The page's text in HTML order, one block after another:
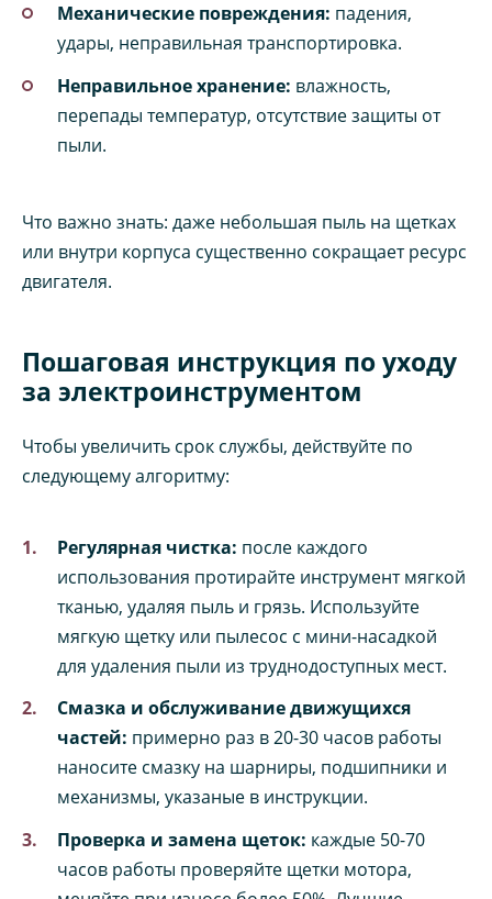
Механические повреждения: падения,
удары, неправильная транспортировка.
Неправильное хранение: влажность,
перепады температур, отсутствие защиты от
пыли.
Что важно знать: даже небольшая пыль на щетках
или внутри корпуса существенно сокращает ресурс
двигателя.
Пошаговая инструкция по уходу
за электроинструментом
Чтобы увеличить срок службы, действуйте по
следующему алгоритму:
Регулярная чистка: после каждого
использования протирайте инструмент мягкой
тканью, удаляя пыль и грязь. Используйте
мягкую щетку или пылесос с мини-насадкой
для удаления пыли из труднодоступных мест.
Смазка и обслуживание движущихся
частей: примерно раз в 20-30 часов работы
наносите смазку на шарниры, подшипники и
механизмы, указаные в инструкции.
Проверка и замена щеток: каждые 50-70
часов работы проверяйте щетки мотора,